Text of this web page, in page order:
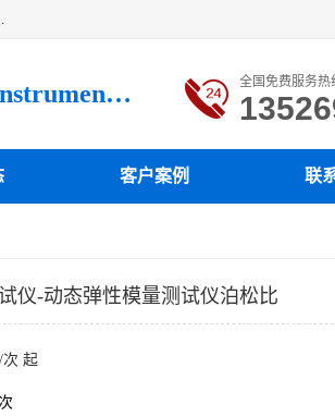
先进水平，望有识之士能共同合作，为材料的生产、研发提供必要的技术支持。
Luoyang loysonic Testing instrument co., LTD 全国免费服务热
客户案例 联
仪-动态弹性模量测试仪泊松比
次 起